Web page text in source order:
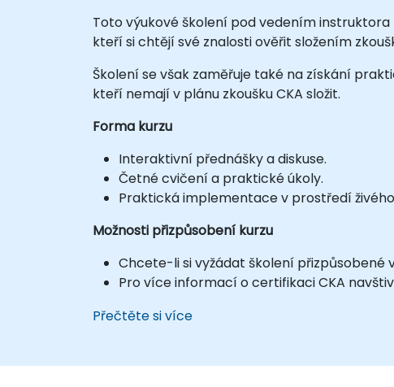
Toto výukové školení pod vedením
kteří si chtějí své znalosti ověřit složením
Školení se však zaměřuje také na získání
kteří nemají v plánu zkoušku CKA složit.
Forma kurzu
Interaktivní přednášky a diskuse.
Četné cvičení a praktické úkoly.
Praktická implementace v prostředí
Možnosti přizpůsobení kurzu
Chcete-li si vyžádat školení přizpůsobené
Pro více informací o certifikaci CKA
Přečtěte si více